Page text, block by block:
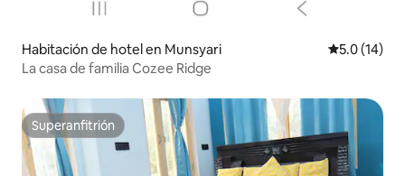
Habitación de hotel en Munsyari Calificación
5.0 (14)
La casa de familia Cozee Ridge
Superanfitrión
Superanfitrión